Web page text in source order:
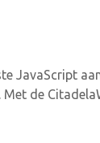
JavaScript
de